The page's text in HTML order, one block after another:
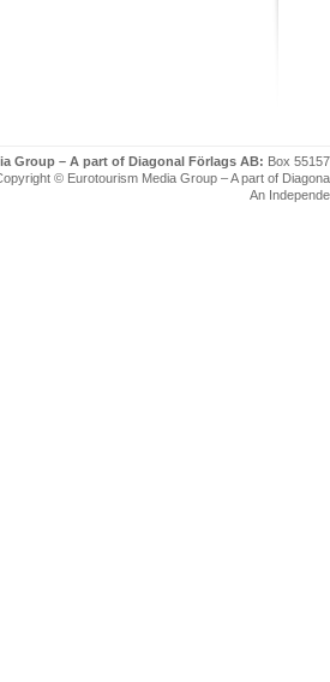
Group – A part of Diagonal Förlags AB: Box
© Eurotourism Media Group – A part of
An